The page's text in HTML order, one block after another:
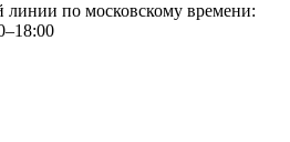
линии по московскому времени: